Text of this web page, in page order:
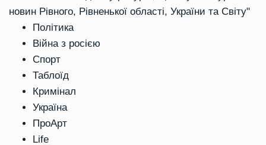
новин Рівного, Рівненької області, України та Світу"
Політика
Війна з росією
Спорт
Таблоїд
Кримінал
Україна
ПроАрт
Life